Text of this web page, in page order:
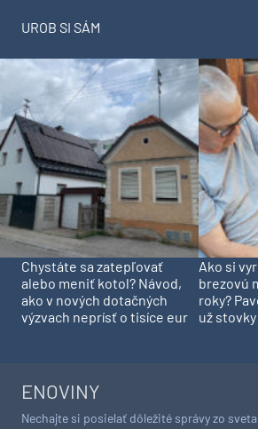
UROB SI SÁM
Chystáte sa zatepľovať
alebo meniť kotol? Návod,
ako v nových dotačných
výzvach neprísť o tisíce eur
Ako si
brezovú
roky?
už stovky
ENOVINY
Nechajte si posielať dôležité správy zo